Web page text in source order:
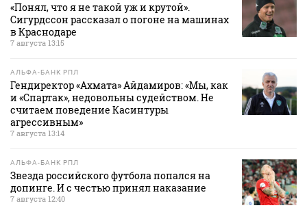
«Понял, что я не такой уж и крутой».
Сигурдссон рассказал о погоне на машинах
в Краснодаре
7 августа 13:15
АЛЬФА-БАНК РПЛ
Гендиректор «Ахмата» Айдамиров: «Мы, как
и «Спартак», недовольны судейством. Не
считаем поведение Касинтуры
агрессивным»
7 августа 13:14
АЛЬФА-БАНК РПЛ
Звезда российского футбола попался на
допинге. И с честью принял наказание
7 августа 12:40